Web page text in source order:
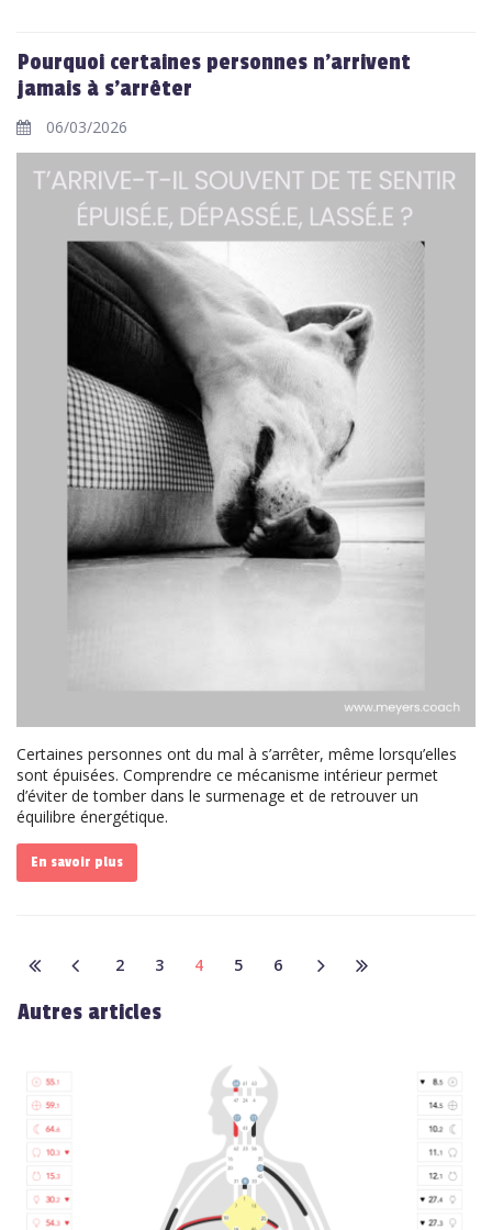
Pourquoi certaines personnes n’arrivent
jamais à s’arrêter
06/03/2026
Certaines personnes ont du mal à s’arrêter, même lorsqu’elles
sont épuisées. Comprendre ce mécanisme intérieur permet
d’éviter de tomber dans le surmenage et de retrouver un
équilibre énergétique.
En savoir plus
2 3 4 5 6
Autres articles